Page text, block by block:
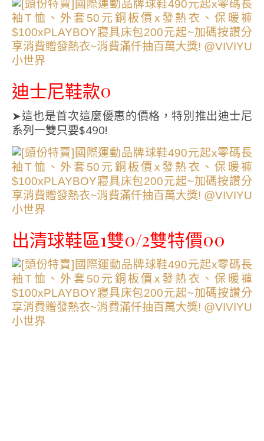
迪士尼鞋款0
➤這也是首次這麼優惠的價格，特別推出迪士尼
系列一雙只要$490!
出清球鞋區1雙0/2雙特價00